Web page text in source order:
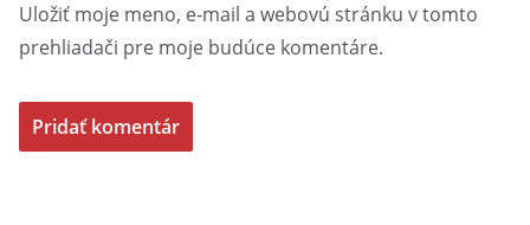
Uložiť moje meno, e-mail a webovú stránku v tomto
prehliadači pre moje budúce komentáre.